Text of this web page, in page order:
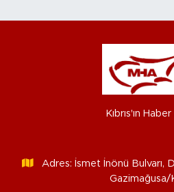
Kıbrıs'ın Haber
Adres: İsmet İnönü Bulvarı,
Gazimağusa/